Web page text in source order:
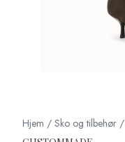
Hjem / Sko og tilbehør /